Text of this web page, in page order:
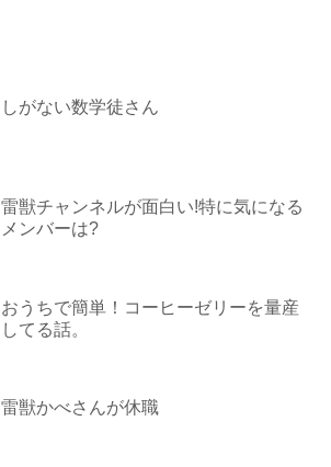
しがない数学徒さん
雷獣チャンネルが面白い!特に気になる
メンバーは?
おうちで簡単！コーヒーゼリーを量産
してる話。
雷獣かべさんが休職